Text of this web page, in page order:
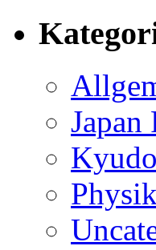
Japan
Kyudo
Physik